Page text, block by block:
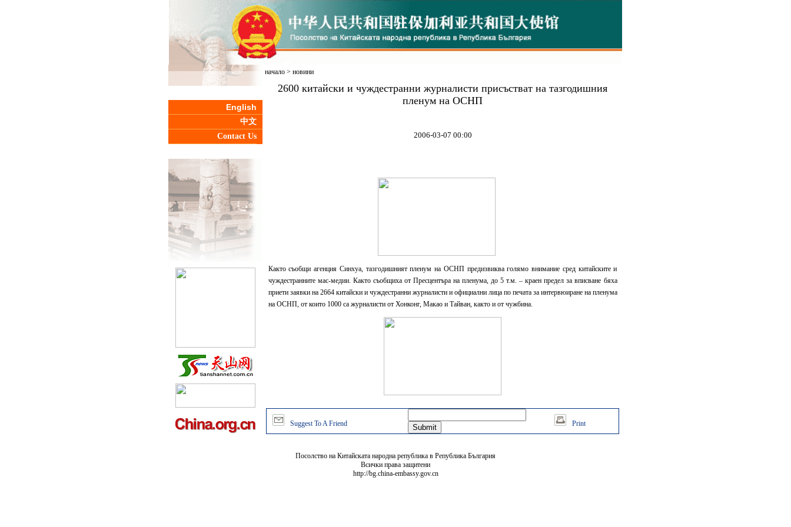
English
中文
Contact Us
начало> новини
2600 китайски и чуждестранни журналисти присъстват на тазгодишния
пленум на ОСНП
2006-03-07 00:00
Както съобщи агенция Синхуа, тазгодишният пленум на ОСНП предизвиква голямо внимание сред китайските и
чуждестранните мас-медии. Както съобщиха от Пресцентъра на пленума, до 5 т.м. – краен предел за вписване бяха
приети заявки на 2664 китайски и чуждестранни журналисти и официални лица по печата за интервюиране на пленума
на ОСНП, от които 1000 са журналисти от Хонконг, Макао и Тайван, както и от чужбина.
Suggest To A Friend Print
Посолство на Китайската народна република в Република България
Всички права защитени
http://bg.china-embassy.gov.cn